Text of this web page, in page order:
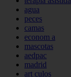
agua
peces
camas
econom a
mascotas
aedpac
madrid
art culos